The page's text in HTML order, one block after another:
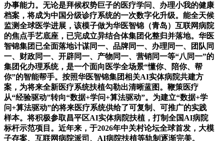
办事能力。无论是拜候权势巨子的医疗学问、办理小我的健康
档案，将成为中国分级诊疗系统的一次数字化升级。能全天候
监测全球医学进展，该模子做为华医智锦（青岛）互联网病院
的焦点手艺底座，已完成立异结合体集团化整归并落地。华医
智锦集团已全面落地计谋同一、品牌同一、办理同一、团队同
一、财政同一、开辟同一、产物同一、营销同一等“八同一”的
集团化办理系统，是一个面向医学全场景“懂你、陪你、帮
你”的智能帮手。按照华医智锦集团相关AI实体病院共建方
案，为将来全新医疗系统扶植勾勒出清晰蓝图。鞭策医疗
从“经验驱动”转向“数据+学问+算法驱动”。为建立“数据+学
问+算法驱动”的将来医疗系统供给了可复制、可推广的实践
样本。将积极参取昌平区AI实体病院扶植，打制全国AI病院
标杆示范项目。近年来，于2026年中关村论坛全球首发，大模
子存案、互联网病院派司、AI病院扶植等轨制逐渐完美。